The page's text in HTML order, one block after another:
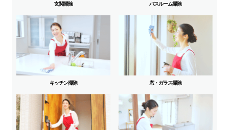
玄関掃除 バスルーム掃除
キッチン掃除 窓・ガラス掃除